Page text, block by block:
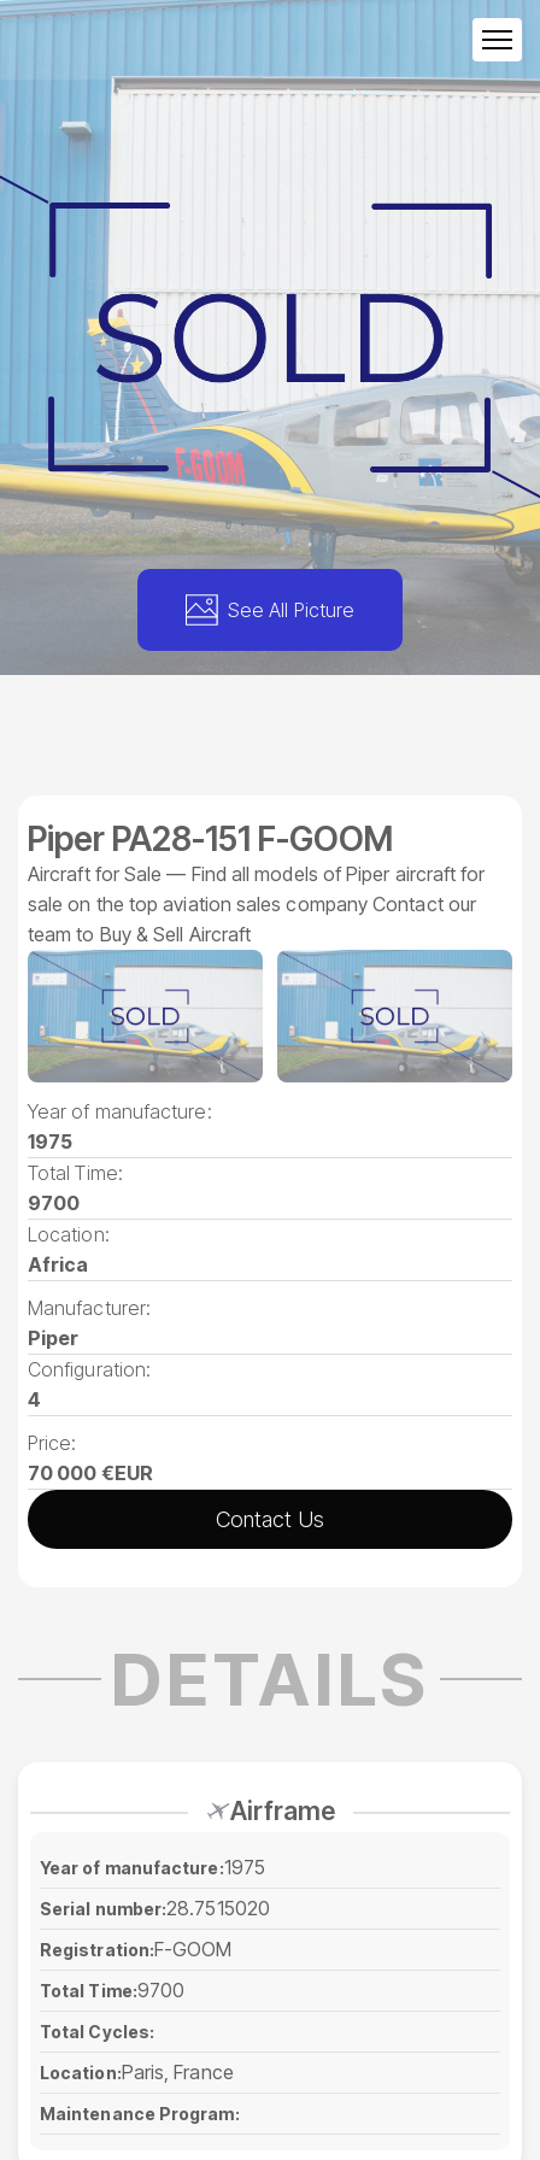
See All Picture
Piper PA28-151 F-GOOM
Aircraft for Sale — Find all models of Piper aircraft for
sale on the top aviation sales company Contact our
team to Buy & Sell Aircraft
Year of manufacture:
1975
Total Time:
9700
Location:
Africa
Manufacturer:
Piper
Configuration:
4
Price:
70 000 €EUR
Contact Us
DETAILS
Airframe
Year of manufacture:1975
Serial number:28.7515020
Registration:F-GOOM
Total Time:9700
Total Cycles:
Location:Paris, France
Maintenance Program: